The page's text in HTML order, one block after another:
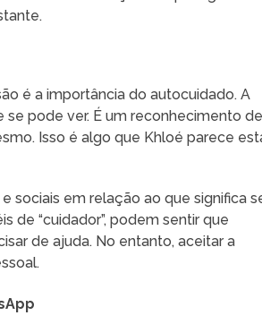
é a importância do autocuidado. A
pode ver. É um reconhecimento
Isso é algo que Khloé parece
sociais em relação ao que significa
de “cuidador”, podem sentir que
de ajuda. No entanto, aceitar a